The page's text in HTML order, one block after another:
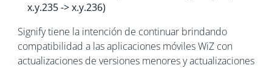
x.y.235 -> x.y.236)
Signify tiene la intención de continuar brindando
compatibilidad a las aplicaciones móviles WiZ con
actualizaciones de versiones menores y actualizaciones